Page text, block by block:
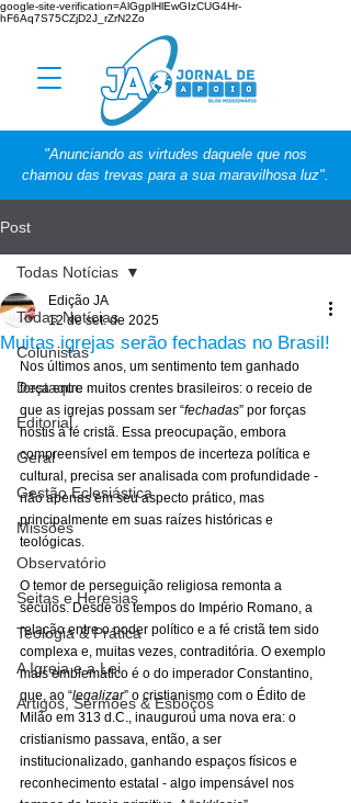
google-site-verification=AlGgplHlEwGIzCUG4Hr-
hF6Aq7S75CZjD2J_rZrN2Zo
"Anunciando as virtudes daquele que nos
chamou das trevas para a sua maravilhosa luz".
Post
Todas Notícias
Colunistas
Destaque
Editorial
Geral
Gestão Eclesiástica
Missões
Observatório
Seitas e Heresias
Teologia & Prática
A Igreja e a Lei
Artigos, Sermões & Esboços
Todas Notícias
Muitas igrejas serão fechadas no Brasil!
Edição JA
12 de set. de 2025
Nos últimos anos, um sentimento tem ganhado
força entre muitos crentes brasileiros: o receio de
que as igrejas possam ser “fechadas” por forças
hostis à fé cristã. Essa preocupação, embora
compreensível em tempos de incerteza política e
cultural, precisa ser analisada com profundidade -
não apenas em seu aspecto prático, mas
principalmente em suas raízes históricas e
teológicas.
O temor de perseguição religiosa remonta a
séculos. Desde os tempos do Império Romano, a
relação entre o poder político e a fé cristã tem sido
complexa e, muitas vezes, contraditória. O exemplo
mais emblemático é o do imperador Constantino,
que, ao “legalizar” o cristianismo com o Édito de
Milão em 313 d.C., inaugurou uma nova era: o
cristianismo passava, então, a ser
institucionalizado, ganhando espaços físicos e
reconhecimento estatal - algo impensável nos